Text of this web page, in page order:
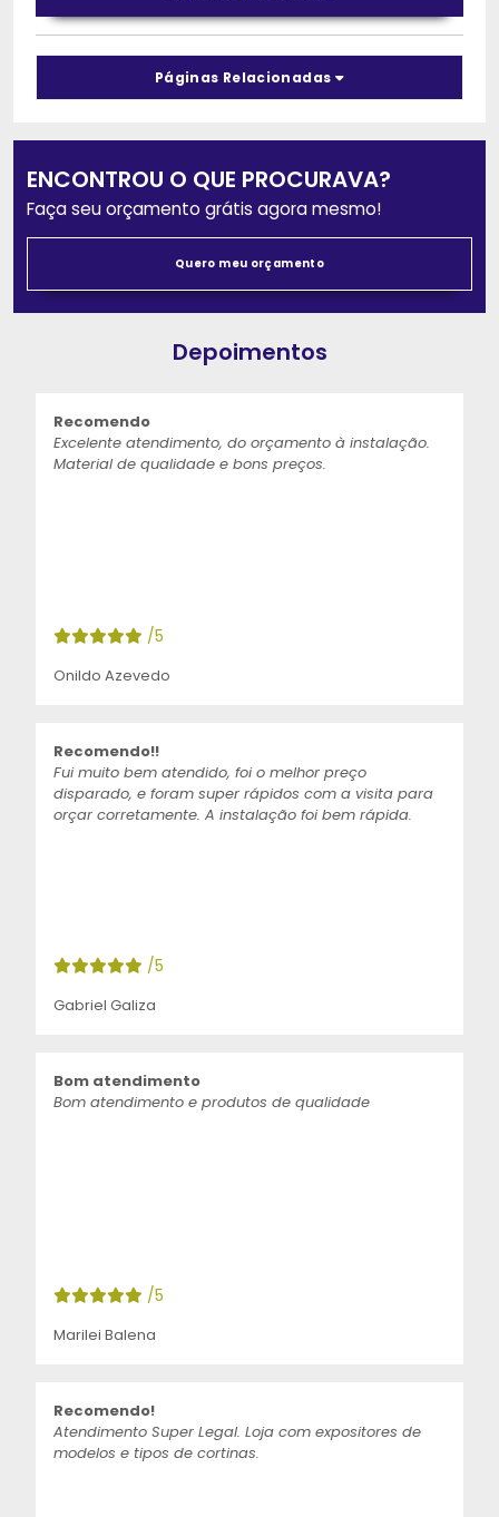
Páginas Relacionadas
ENCONTROU O QUE PROCURAVA?
Faça seu orçamento grátis agora mesmo!
Quero meu orçamento
Depoimentos
Recomendo
Excelente atendimento, do orçamento à instalação.
Material de qualidade e bons preços.
/5
Onildo Azevedo
Recomendo!!
Fui muito bem atendido, foi o melhor preço
disparado, e foram super rápidos com a visita para
orçar corretamente. A instalação foi bem rápida.
/5
Gabriel Galiza
Bom atendimento
Bom atendimento e produtos de qualidade
/5
Marilei Balena
Recomendo!
Atendimento Super Legal. Loja com expositores de
modelos e tipos de cortinas.